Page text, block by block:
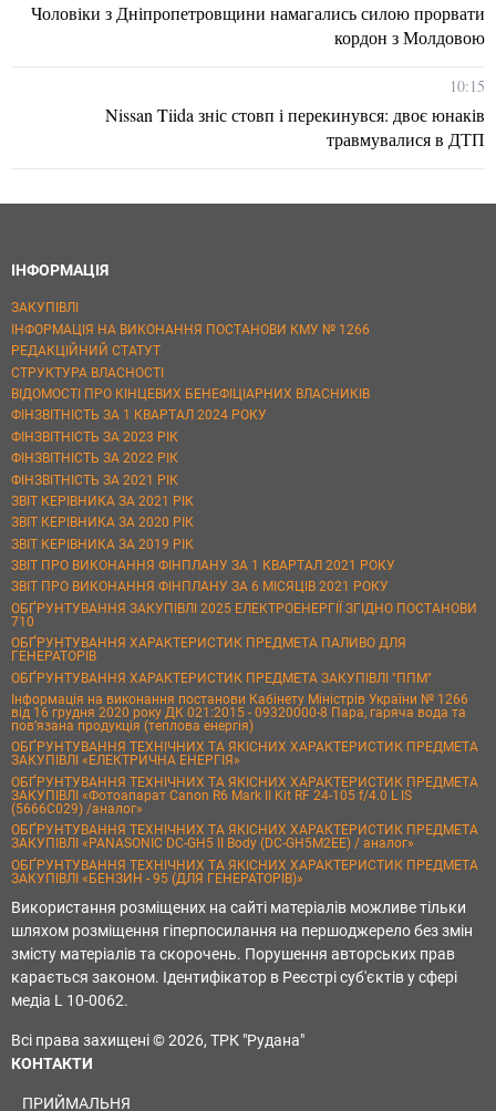
Чоловіки з Дніпропетровщини намагались силою прорвати
кордон з Молдовою
10:15
Nissan Tiida зніс стовп і перекинувся: двоє юнаків
травмувалися в ДТП
ІНФОРМАЦІЯ
ЗАКУПІВЛІ
ІНФОРМАЦІЯ НА ВИКОНАННЯ ПОСТАНОВИ КМУ № 1266
РЕДАКЦІЙНИЙ СТАТУТ
СТРУКТУРА ВЛАСНОСТІ
ВІДОМОСТІ ПРО КІНЦЕВИХ БЕНЕФІЦІАРНИХ ВЛАСНИКІВ
ФІНЗВІТНІСТЬ ЗА 1 КВАРТАЛ 2024 РОКУ
ФІНЗВІТНІСТЬ ЗА 2023 РІК
ФІНЗВІТНІСТЬ ЗА 2022 РІК
ФІНЗВІТНІСТЬ ЗА 2021 РІК
ЗВІТ КЕРІВНИКА ЗА 2021 РІК
ЗВІТ КЕРІВНИКА ЗА 2020 РІК
ЗВІТ КЕРІВНИКА ЗА 2019 РІК
ЗВІТ ПРО ВИКОНАННЯ ФІНПЛАНУ ЗА 1 КВАРТАЛ 2021 РОКУ
ЗВІТ ПРО ВИКОНАННЯ ФІНПЛАНУ ЗА 6 МІСЯЦІВ 2021 РОКУ
ОБҐРУНТУВАННЯ ЗАКУПІВЛІ 2025 ЕЛЕКТРОЕНЕРГІЇ ЗГІДНО ПОСТАНОВИ
710
ОБҐРУНТУВАННЯ ХАРАКТЕРИСТИК ПРЕДМЕТА ПАЛИВО ДЛЯ
ГЕНЕРАТОРІВ
ОБҐРУНТУВАННЯ ХАРАКТЕРИСТИК ПРЕДМЕТА ЗАКУПІВЛІ "ППМ"
Інформація на виконання постанови Кабінету Міністрів України № 1266
від 16 грудня 2020 року ДК 021:2015 - 09320000-8 Пара, гаряча вода та
пов’язана продукція (теплова енергія)
ОБҐРУНТУВАННЯ ТЕХНІЧНИХ ТА ЯКІСНИХ ХАРАКТЕРИСТИК ПРЕДМЕТА
ЗАКУПІВЛІ «ЕЛЕКТРИЧНА ЕНЕРГІЯ»
ОБҐРУНТУВАННЯ ТЕХНІЧНИХ ТА ЯКІСНИХ ХАРАКТЕРИСТИК ПРЕДМЕТА
ЗАКУПІВЛІ «Фотоапарат Canon R6 Mark II Kit RF 24-105 f/4.0 L IS
(5666C029) /аналог»
ОБҐРУНТУВАННЯ ТЕХНІЧНИХ ТА ЯКІСНИХ ХАРАКТЕРИСТИК ПРЕДМЕТА
ЗАКУПІВЛІ «PANASONIC DC-GH5 II Body (DC-GH5M2EE) / аналог»
ОБҐРУНТУВАННЯ ТЕХНІЧНИХ ТА ЯКІСНИХ ХАРАКТЕРИСТИК ПРЕДМЕТА
ЗАКУПІВЛІ «БЕНЗИН - 95 (ДЛЯ ГЕНЕРАТОРІВ)»
Використання розміщених на сайті матеріалів можливе тільки
шляхом розміщення гіперпосилання на першоджерело без змін
змісту матеріалів та скорочень. Порушення авторських прав
карається законом. Ідентифікатор в Реєстрі суб'єктів у сфері
медіа L 10-0062.
Всі права захищені © 2026, ТРК "Рудана"
КОНТАКТИ
ПРИЙМАЛЬНЯ